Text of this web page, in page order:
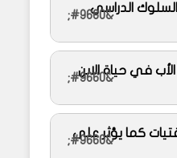
الدراسي
في حياة الابن
كما يؤثر على